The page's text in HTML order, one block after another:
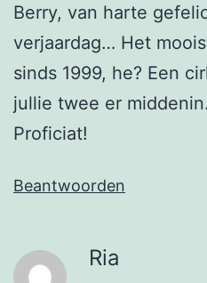
Berry, van harte
verjaardag… Het
sinds 1999, he? Een
jullie twee er
Proficiat!
Beantwoorden
Ria